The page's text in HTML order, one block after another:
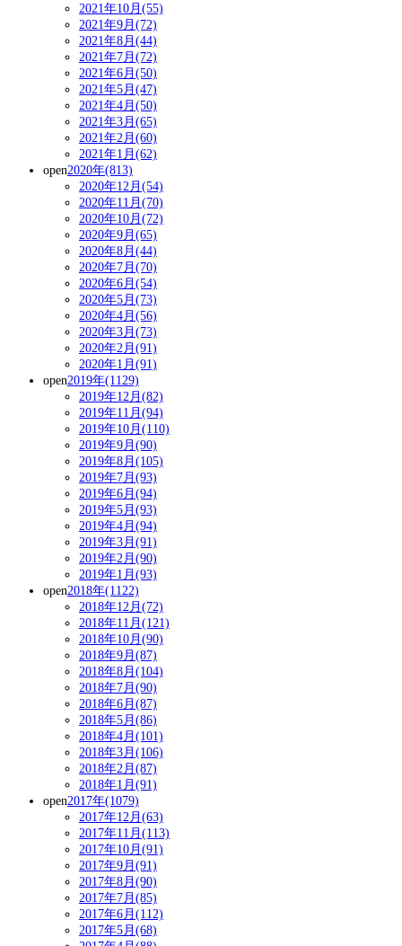
2021年10月(55)
2021年9月(72)
2021年8月(44)
2021年7月(72)
2021年6月(50)
2021年5月(47)
2021年4月(50)
2021年3月(65)
2021年2月(60)
2021年1月(62)
open2020年(813)
2020年12月(54)
2020年11月(70)
2020年10月(72)
2020年9月(65)
2020年8月(44)
2020年7月(70)
2020年6月(54)
2020年5月(73)
2020年4月(56)
2020年3月(73)
2020年2月(91)
2020年1月(91)
open2019年(1129)
2019年12月(82)
2019年11月(94)
2019年10月(110)
2019年9月(90)
2019年8月(105)
2019年7月(93)
2019年6月(94)
2019年5月(93)
2019年4月(94)
2019年3月(91)
2019年2月(90)
2019年1月(93)
open2018年(1122)
2018年12月(72)
2018年11月(121)
2018年10月(90)
2018年9月(87)
2018年8月(104)
2018年7月(90)
2018年6月(87)
2018年5月(86)
2018年4月(101)
2018年3月(106)
2018年2月(87)
2018年1月(91)
open2017年(1079)
2017年12月(63)
2017年11月(113)
2017年10月(91)
2017年9月(91)
2017年8月(90)
2017年7月(85)
2017年6月(112)
2017年5月(68)